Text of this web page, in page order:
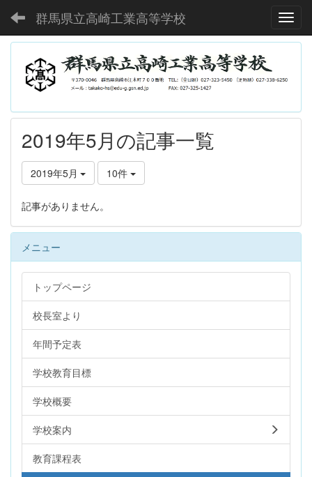
群馬県立高崎工業高等学校
2019年5月の記事一覧
2019年5月 10件
記事がありません。
メニュー
トップページ
校長室より
年間予定表
学校教育目標
学校概要
学校案内
教育課程表